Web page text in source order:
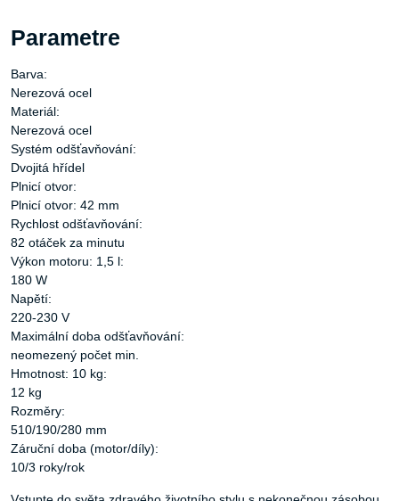
Parametre
Barva:
Nerezová ocel
Materiál:
Nerezová ocel
Systém odšťavňování:
Dvojitá hřídel
Plnicí otvor:
Plnicí otvor: 42 mm
Rychlost odšťavňování:
82 otáček za minutu
Výkon motoru: 1,5 l:
180 W
Napětí:
220-230 V
Maximální doba odšťavňování:
neomezený počet min.
Hmotnost: 10 kg:
12 kg
Rozměry:
510/190/280 mm
Záruční doba (motor/díly):
10/3 roky/rok